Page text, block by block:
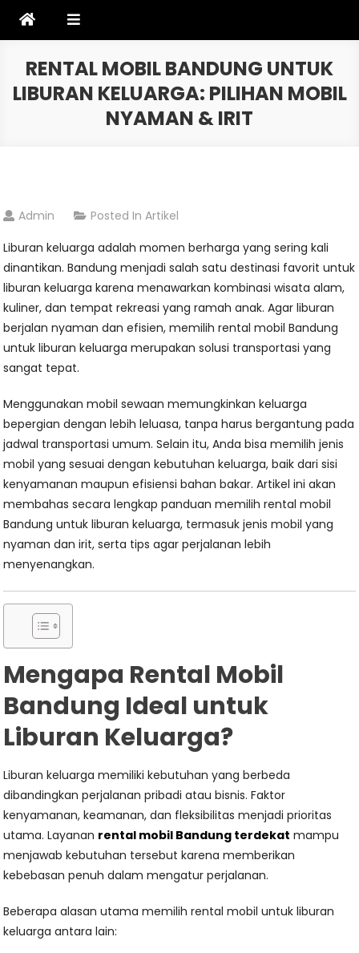
RENTAL MOBIL BANDUNG UNTUK
LIBURAN KELUARGA: PILIHAN MOBIL
NYAMAN & IRIT
Admin Posted InArtikel
Liburan keluarga adalah momen berharga yang sering kali
dinantikan. Bandung menjadi salah satu destinasi favorit untuk
liburan keluarga karena menawarkan kombinasi wisata alam,
kuliner, dan tempat rekreasi yang ramah anak. Agar liburan
berjalan nyaman dan efisien, memilih rental mobil Bandung
untuk liburan keluarga merupakan solusi transportasi yang
sangat tepat.
Menggunakan mobil sewaan memungkinkan keluarga
bepergian dengan lebih leluasa, tanpa harus bergantung pada
jadwal transportasi umum. Selain itu, Anda bisa memilih jenis
mobil yang sesuai dengan kebutuhan keluarga, baik dari sisi
kenyamanan maupun efisiensi bahan bakar. Artikel ini akan
membahas secara lengkap panduan memilih rental mobil
Bandung untuk liburan keluarga, termasuk jenis mobil yang
nyaman dan irit, serta tips agar perjalanan lebih
menyenangkan.
Mengapa Rental Mobil
Bandung Ideal untuk
Liburan Keluarga?
Liburan keluarga memiliki kebutuhan yang berbeda
dibandingkan perjalanan pribadi atau bisnis. Faktor
kenyamanan, keamanan, dan fleksibilitas menjadi prioritas
utama. Layanan rental mobil Bandung terdekat mampu
menjawab kebutuhan tersebut karena memberikan
kebebasan penuh dalam mengatur perjalanan.
Beberapa alasan utama memilih rental mobil untuk liburan
keluarga antara lain: